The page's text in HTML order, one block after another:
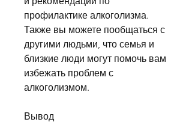
профилактике алкоголизма.
Также вы можете пообщаться с
другими людьми, что семья и
близкие люди могут помочь вам
избежать проблем с
алкоголизмом.
Вывод